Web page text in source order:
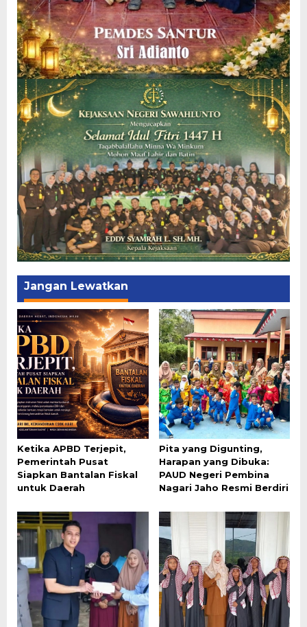
Jangan Lewatkan
Ketika APBD Terjepit,
Pemerintah Pusat
Siapkan Bantalan Fiskal
untuk Daerah
Pita yang Digunting,
Harapan yang Dibuka:
PAUD Negeri Pembina
Nagari Jaho Resmi Berdiri